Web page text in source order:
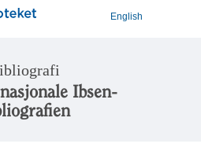
English
Ibsen-